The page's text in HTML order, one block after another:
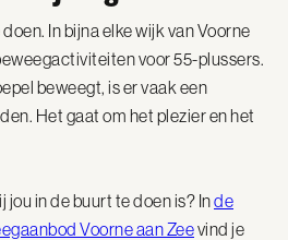
In bijna elke wijk van Voorne
voor 55-plussers.
beweegt, is er vaak een
Het gaat om het plezier en het
jou in de buurt te doen is? Inde
Voorne aan Zeevind je